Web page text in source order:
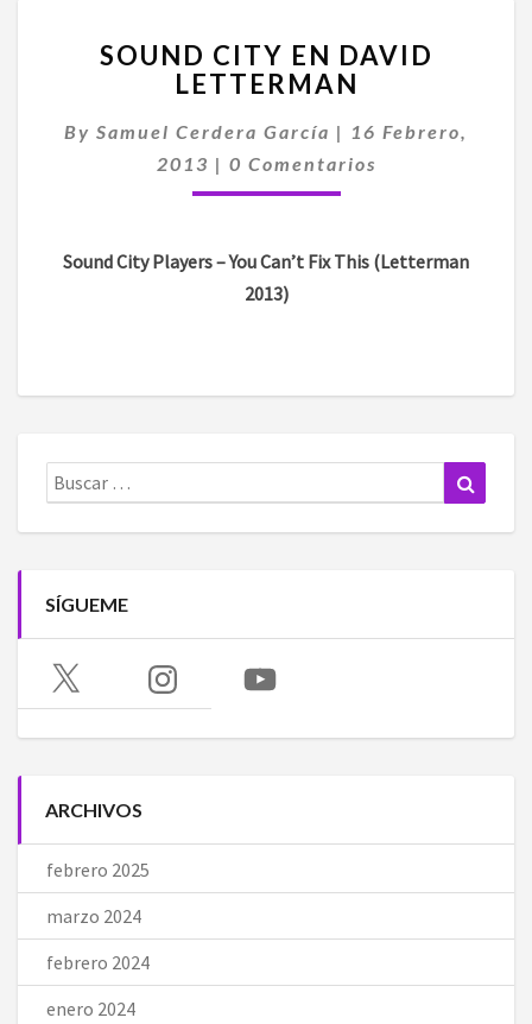
CITY
EN
LETTERMAN
SOUND CITY EN DAVID
LETTERMAN
By Samuel Cerdera García | 16 Febrero,
2013 | Comentarios
0 Comentarios
Sound City Players – You Can’t Fix This (Letterman
2013)
Buscar:
SÍGUEME
X Instagram YouTube
ARCHIVOS
febrero 2025
marzo 2024
febrero 2024
enero 2024